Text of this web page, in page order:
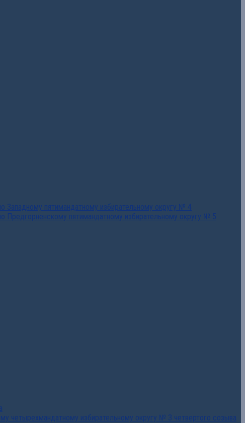
Западному пятимандатному избирательному округу № 4
Предгорненскому пятимандатному избирательному округу № 5
четырехмандатному избирательному округу № 3 четвертого созыва